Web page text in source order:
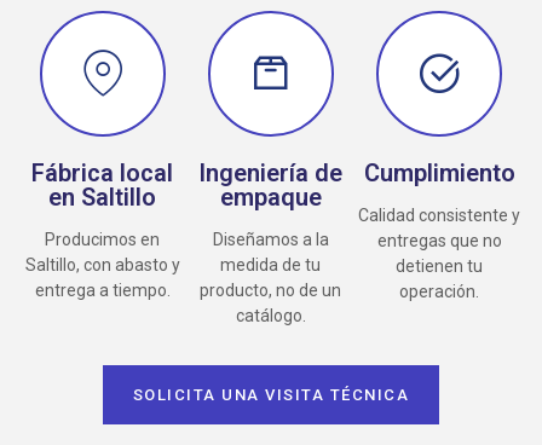
Fábrica local
en Saltillo
Producimos en
Saltillo, con abasto y
entrega a tiempo.
Ingeniería de
empaque
Diseñamos a la
medida de tu
producto, no de un
catálogo.
Cumplimiento
Calidad consistente y
entregas que no
detienen tu
operación.
SOLICITA UNA VISITA TÉCNICA